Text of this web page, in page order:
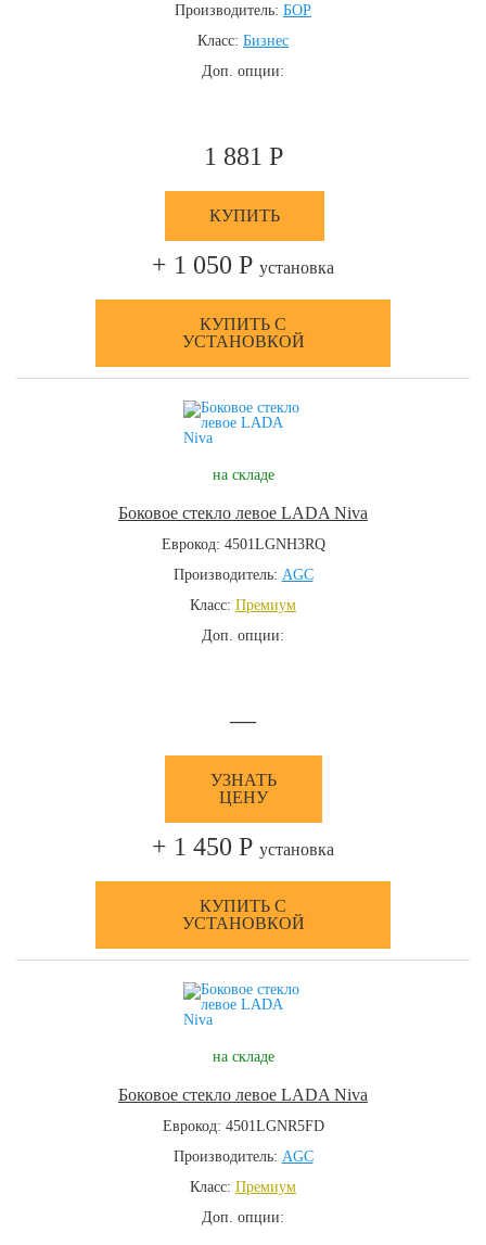
Производитель: БОР
Класс: Бизнес
Доп. опции:
1 881 Р
КУПИТЬ
+ 1 050 Р установка
КУПИТЬ С
УСТАНОВКОЙ
на складе
Боковое стекло левое LADA Niva
Еврокод: 4501LGNH3RQ
Производитель: AGC
Класс: Премиум
Доп. опции:
—
УЗНАТЬ
ЦЕНУ
+ 1 450 Р установка
КУПИТЬ С
УСТАНОВКОЙ
на складе
Боковое стекло левое LADA Niva
Еврокод: 4501LGNR5FD
Производитель: AGC
Класс: Премиум
Доп. опции: